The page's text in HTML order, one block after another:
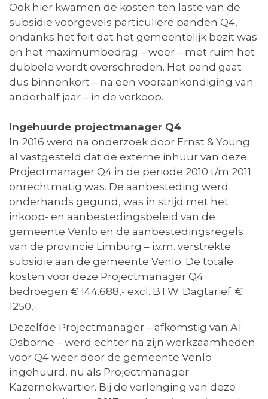
Ook hier kwamen de kosten ten laste van de
subsidie voorgevels particuliere panden Q4,
ondanks het feit dat het gemeentelijk bezit was
en het maximumbedrag – weer – met ruim het
dubbele wordt overschreden. Het pand gaat
dus binnenkort – na een vooraankondiging van
anderhalf jaar – in de verkoop.
Ingehuurde projectmanager Q4
In 2016 werd na onderzoek door Ernst & Young
al vastgesteld dat de externe inhuur van deze
Projectmanager Q4 in de periode 2010 t/m 2011
onrechtmatig was. De aanbesteding werd
onderhands gegund, was in strijd met het
inkoop- en aanbestedingsbeleid van de
gemeente Venlo en de aanbestedingsregels
van de provincie Limburg – i.v.m. verstrekte
subsidie aan de gemeente Venlo. De totale
kosten voor deze Projectmanager Q4
bedroegen € 144.688,- excl. BTW. Dagtarief: €
1250,-.
Dezelfde Projectmanager – afkomstig van AT
Osborne – werd echter na zijn werkzaamheden
voor Q4 weer door de gemeente Venlo
ingehuurd, nu als Projectmanager
Kazernekwartier. Bij de verlenging van deze